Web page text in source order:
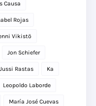
Causa
Rojas
Vikistö
Jon Schiefer
Jussi Rastas Ka
Leopoldo Laborde
María José Cuevas